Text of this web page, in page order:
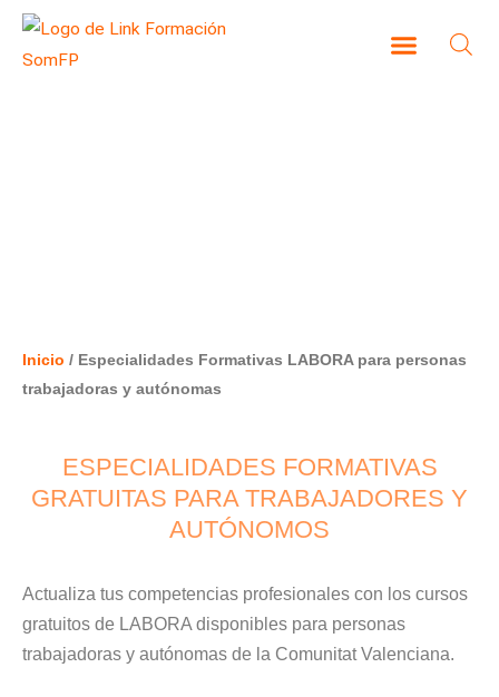
Inicio / Especialidades Formativas LABORA para personas
trabajadoras y autónomas
ESPECIALIDADES FORMATIVAS
GRATUITAS PARA TRABAJADORES Y
AUTÓNOMOS
Actualiza tus competencias profesionales con los cursos
gratuitos de LABORA disponibles para personas
trabajadoras y autónomas de la Comunitat Valenciana.